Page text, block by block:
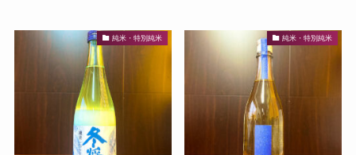
純米・特別純米 純米・特別純米